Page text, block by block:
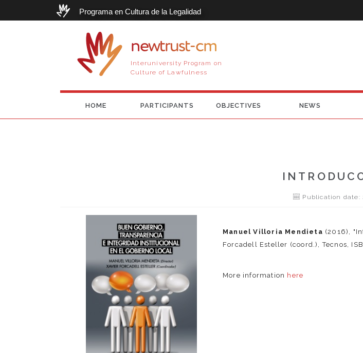
Programa en Cultura de la Legalidad
newtrust-cm
Interuniversity Program on
Culture of Lawfulness
HOME PARTICIPANTS OBJECTIVES NEWS
Publication date:
Manuel Villoria Mendieta (2016),
Forcadell Esteller (coord.), Tecnos,
More information here